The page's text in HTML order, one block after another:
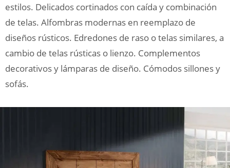
estilos. Delicados cortinados con caída y combinación
de telas. Alfombras modernas en reemplazo de
diseños rústicos. Edredones de raso o telas similares, a
cambio de telas rústicas o lienzo. Complementos
decorativos y lámparas de diseño. Cómodos sillones y
sofás.